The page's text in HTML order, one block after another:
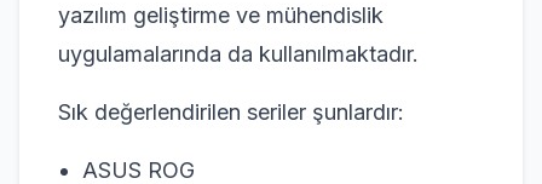
yazılım geliştirme ve mühendislik
uygulamalarında da kullanılmaktadır.
Sık değerlendirilen seriler şunlardır:
ASUS ROG